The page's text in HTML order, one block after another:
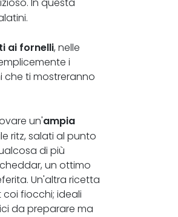
In questa
ai fornelli, nelle
i
che ti mostreranno
un'ampia
ritz, salati al punto
di più
un ottimo
Un'altra ricetta
coi fiocchi; ideali
da preparare ma